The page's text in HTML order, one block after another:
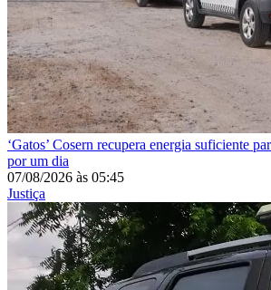
‘Gatos’ Cosern recupera energia suficiente
por um dia
07/08/2026 às 05:45
Justiça